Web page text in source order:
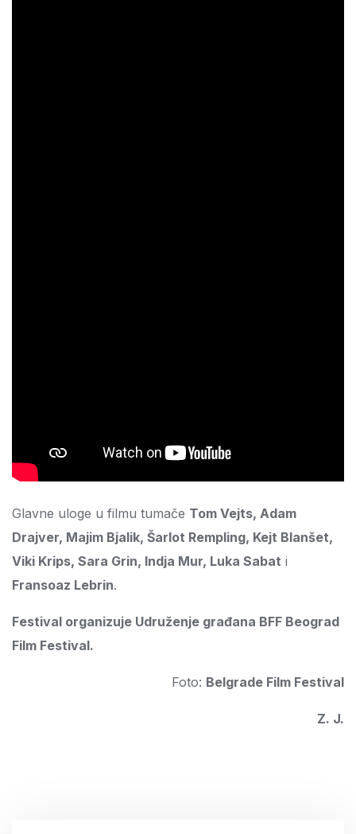
Glavne uloge u filmu tumače Tom Vejts, Adam
Drajver, Majim Bjalik, Šarlot Rempling, Kejt Blanšet,
Viki Krips, Sara Grin, Indja Mur, Luka Sabat i
Fransoaz Lebrin.
Festival organizuje Udruženje građana BFF Beograd
Film Festival.
Foto: Belgrade Film Festival
Z. J.